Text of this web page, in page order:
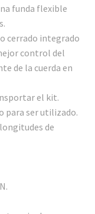
funda flexible
cerrado integrado
control del
de la cuerda en
el kit.
para ser utilizado.
de